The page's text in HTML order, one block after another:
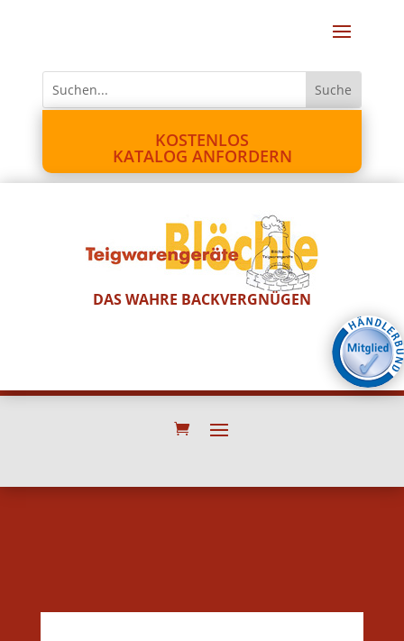
KOSTENLOS
KATALOG ANFORDERN
DAS WAHRE BACKVERGNÜGEN